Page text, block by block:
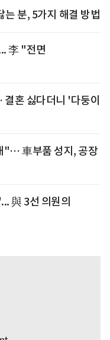
는 분, 5가지 해결 방법
李 "전면
혼 싫다더니 '다둥이
"… 車부품 성지, 공장
與 3선 의원의